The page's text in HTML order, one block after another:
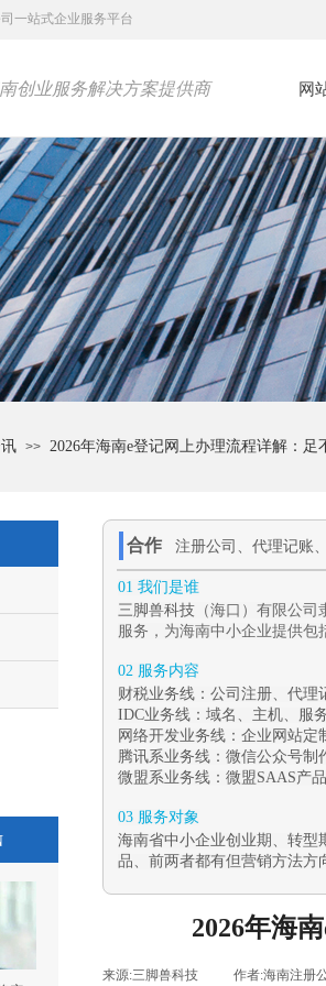
创业服务解决方案提供商 网
一站式企业服务平台
>> 2026年海南e登记网上办理流程详解：足
合作 注册公司 、 代理记账、
01 我们是谁
三脚兽科技 （海口）有限公
服务，为海南中小企业提供包
02 服务内容
财税业务线： 公司注册、 代理
IDC业务线 ： 域名、主机、服
网络开发业务线： 企业 网站定
腾讯系业务线： 微信公众号制
微盟系业务线： 微盟SAAS产
03 服务对象
海南省中小企业创业期、转型
品、前两者都有但营销方法方
2026年海
来源:三脚兽科技 作者:海南注册